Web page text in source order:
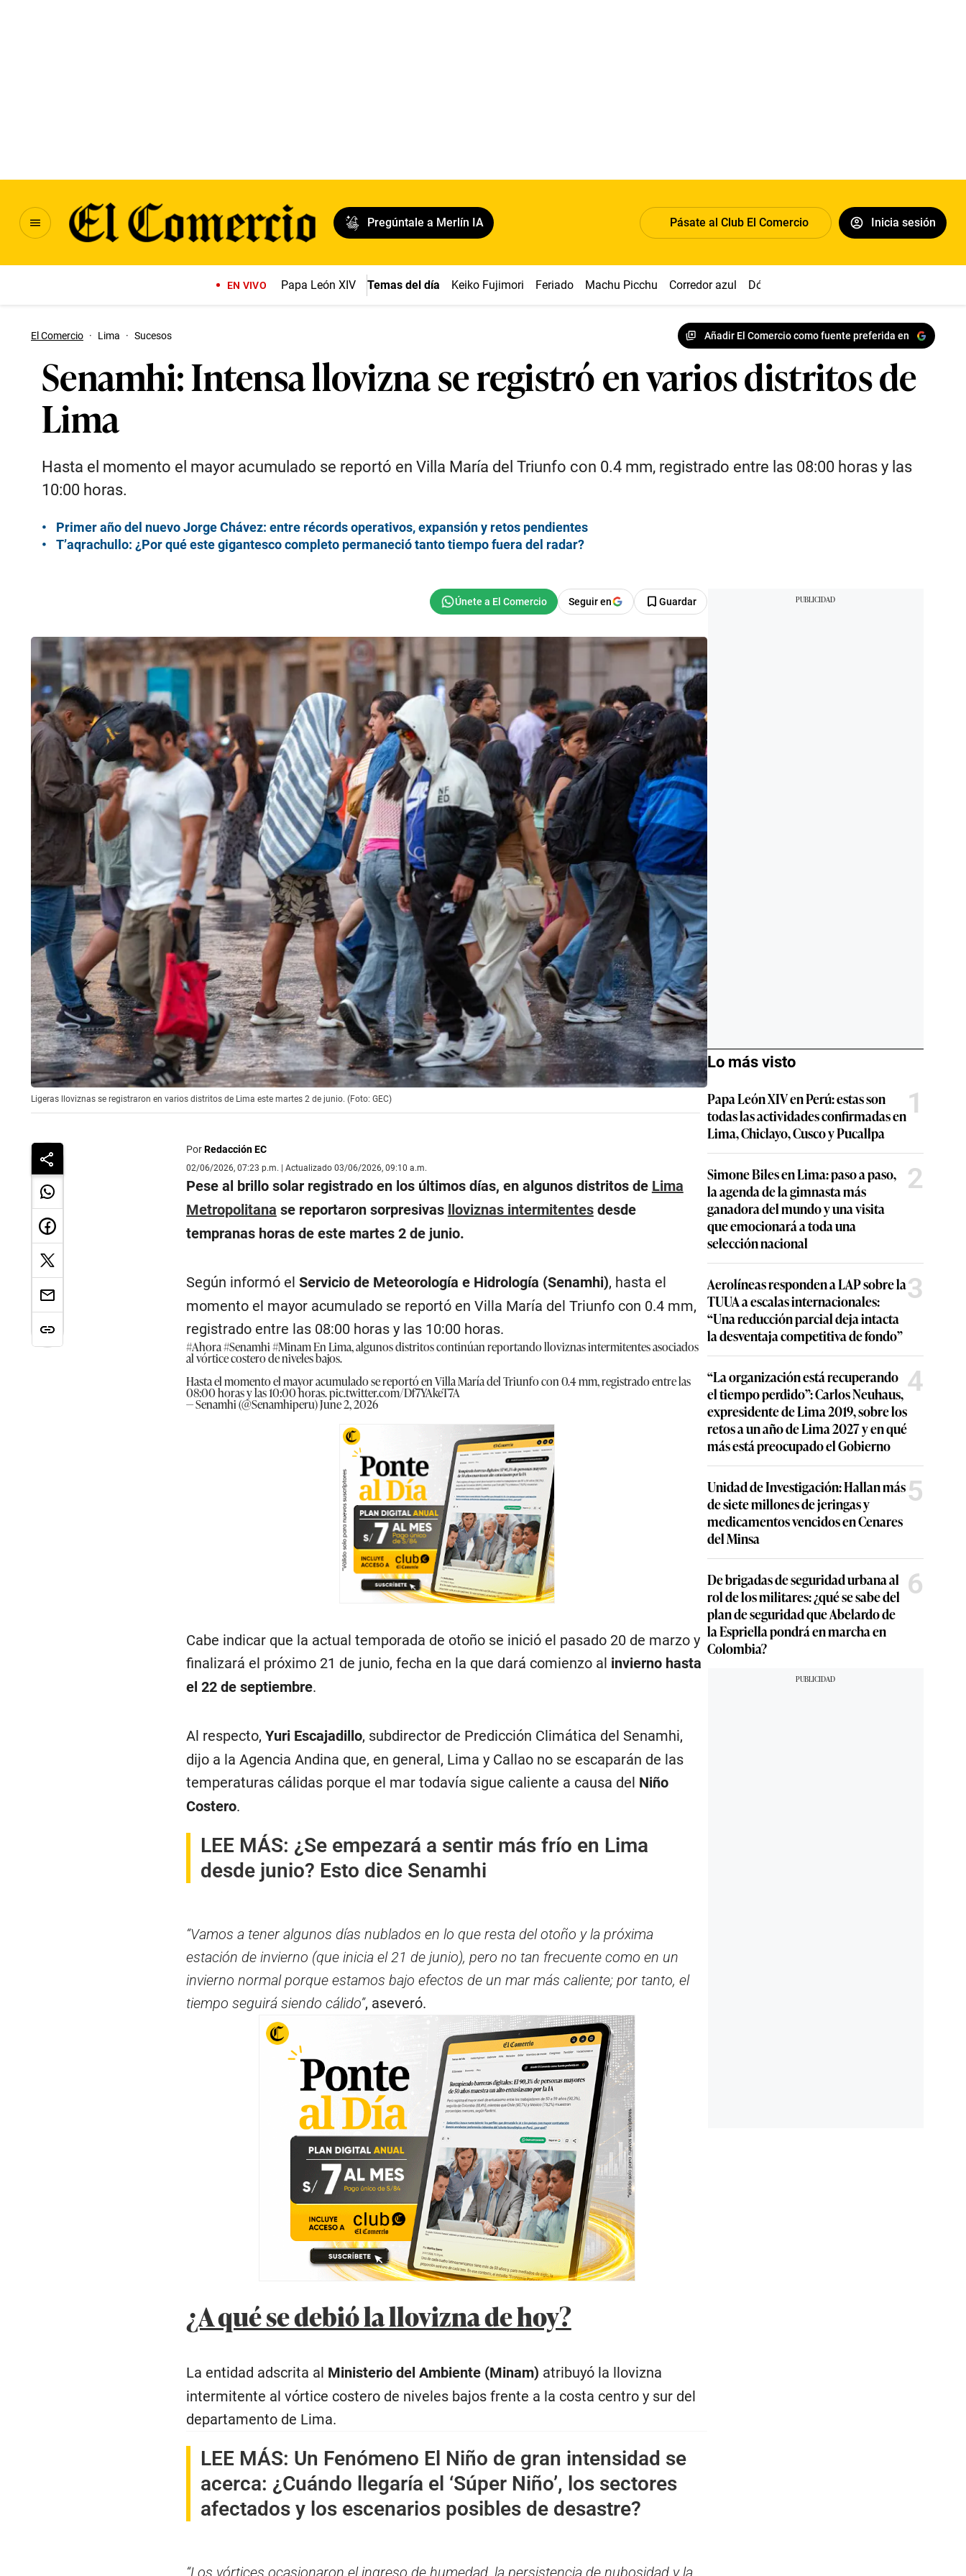
Pregúntale a Merlín IA Pásate al Club El Comercio Inicia sesión
EN VIVO Papa León XIV Temas del día Keiko Fujimori Feriado Machu Picchu Corredor azul Dólar
El Comercio · Lima · Sucesos Añadir El Comercio como fuente preferida en
Senamhi: Intensa llovizna se registró en varios distritos de
Lima
Hasta el momento el mayor acumulado se reportó en Villa María del Triunfo con 0.4 mm, registrado entre las 08:00 horas y las
10:00 horas.
Primer año del nuevo Jorge Chávez: entre récords operativos, expansión y retos pendientes
T’aqrachullo: ¿Por qué este gigantesco completo permaneció tanto tiempo fuera del radar?
Seguir en Guardar
Ligeras lloviznas se registraron en varios distritos de Lima este martes 2 de junio. (Foto: GEC)
PorRedacción EC
02/06/2026, 07:23 p.m. | Actualizado 03/06/2026, 09:10 a.m.
Pese al brillo solar registrado en los últimos días, en algunos distritos de Lima
Metropolitana se reportaron sorpresivas lloviznas intermitentesdesde
tempranas horas de este martes 2 de junio.
Según informó el Servicio de Meteorología e Hidrología (Senamhi), hasta el
momento el mayor acumulado se reportó en Villa María del Triunfo con 0.4 mm,
registrado entre las 08:00 horas y las 10:00 horas.
#Ahora#Senamhi#MinamEn Lima, algunos distritos continúan reportando lloviznas intermitentes asociados
al vórtice costero de niveles bajos.
Hasta el momento el mayor acumulado se reportó en Villa María del Triunfo con 0.4 mm, registrado entre las
08:00 horas y las 10:00 horas.pic.twitter.com/Df7YAkeT7A
— Senamhi (@Senamhiperu)June 2, 2026
Cabe indicar que la actual temporada de otoño se inició el pasado 20 de marzo y
finalizará el próximo 21 de junio, fecha en la que dará comienzo al invierno hasta
el 22 de septiembre.
Al respecto, Yuri Escajadillo, subdirector de Predicción Climática del Senamhi,
dijo a la Agencia Andina que, en general, Lima y Callao no se escaparán de las
temperaturas cálidas porque el mar todavía sigue caliente a causa del Niño
Costero.
LEE MÁS: ¿Se empezará a sentir más frío en Lima
desde junio? Esto dice Senamhi
“Vamos a tener algunos días nublados en lo que resta del otoño y la próxima
estación de invierno (que inicia el 21 de junio), pero no tan frecuente como en un
invierno normal porque estamos bajo efectos de un mar más caliente; por tanto, el
tiempo seguirá siendo cálido”, aseveró.
¿A qué se debió la llovizna de hoy?
La entidad adscrita al Ministerio del Ambiente (Minam) atribuyó la llovizna
intermitente al vórtice costero de niveles bajos frente a la costa centro y sur del
departamento de Lima.
LEE MÁS: Un Fenómeno El Niño de gran intensidad se
acerca: ¿Cuándo llegaría el ‘Súper Niño’, los sectores
afectados y los escenarios posibles de desastre?
“Los vórtices ocasionaron el ingreso de humedad, la persistencia de nubosidad y la
Lo más visto
Papa León XIV en Perú: estas son
todas las actividades confirmadas en
Lima, Chiclayo, Cusco y Pucallpa
1
Simone Biles en Lima: paso a paso,
la agenda de la gimnasta más
ganadora del mundo y una visita
que emocionará a toda una
selección nacional
2
Aerolíneas responden a LAP sobre la
TUUA a escalas internacionales:
“Una reducción parcial deja intacta
la desventaja competitiva de fondo”
3
“La organización está recuperando
el tiempo perdido”: Carlos Neuhaus,
expresidente de Lima 2019, sobre los
retos a un año de Lima 2027 y en qué
más está preocupado el Gobierno
4
Unidad de Investigación: Hallan más
de siete millones de jeringas y
medicamentos vencidos en Cenares
del Minsa
5
De brigadas de seguridad urbana al
rol de los militares: ¿qué se sabe del
plan de seguridad que Abelardo de
la Espriella pondrá en marcha en
Colombia?
6